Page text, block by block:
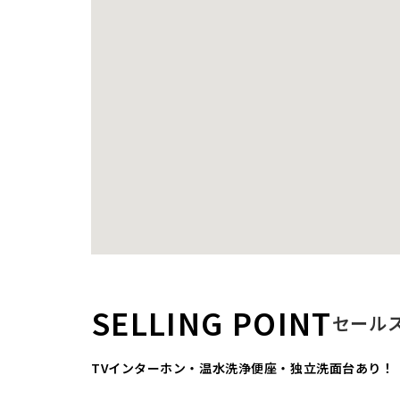
SELLING POINTセール
TVインターホン・温水洗浄便座・独立洗面台あり！